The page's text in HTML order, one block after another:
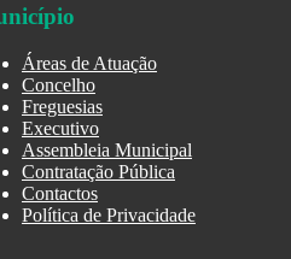
Áreas de Atuação
Concelho
Freguesias
Executivo
Assembleia Municipal
Contratação Pública
Contactos
Política de Privacidade